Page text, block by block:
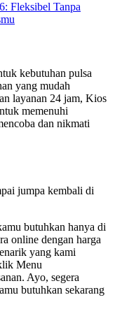
Fleksibel Tanpa
kebutuhan pulsa
yang mudah
layanan 24 jam, Kios
memenuhi
dan nikmati
jumpa kembali di
butuhkan hanya di
online dengan harga
yang kami
Menu
Ayo, segera
butuhkan sekarang